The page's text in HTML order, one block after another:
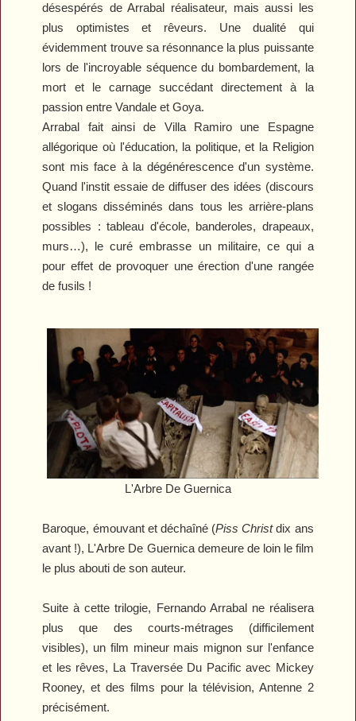
désespérés de Arrabal réalisateur, mais aussi les
plus optimistes et rêveurs. Une dualité qui
évidemment trouve sa résonnance la plus puissante
lors de l'incroyable séquence du bombardement, la
mort et le carnage succédant directement à la
passion entre Vandale et Goya.
Arrabal fait ainsi de Villa Ramiro une Espagne
allégorique où l'éducation, la politique, et la Religion
sont mis face à la dégénérescence d'un système.
Quand l'instit essaie de diffuser des idées (discours
et slogans disséminés dans tous les arrière-plans
possibles : tableau d'école, banderoles, drapeaux,
murs…), le curé embrasse un militaire, ce qui a
pour effet de provoquer une érection d'une rangée
de fusils !
L'Arbre De Guernica
Baroque, émouvant et déchaîné (Piss Christdix ans
avant !), L'Arbre De Guernicademeure de loin le film
le plus abouti de son auteur.
Suite à cette trilogie, Fernando Arrabal ne réalisera
plus que des courts-métrages (difficilement
visibles), un film mineur mais mignon sur l'enfance
et les rêves, La Traversée Du Pacific avec Mickey
Rooney, et des films pour la télévision, Antenne 2
précisément.